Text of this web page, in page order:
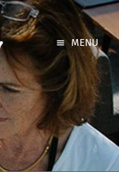
MENU